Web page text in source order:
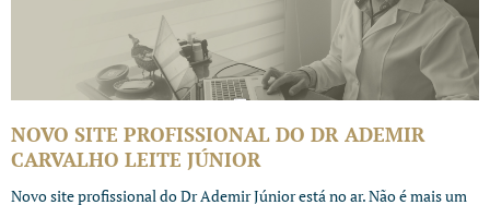
NOVO SITE PROFISSIONAL DO DR ADEMIR
CARVALHO LEITE JÚNIOR
Novo site profissional do Dr Ademir Júnior está no ar. Não é mais um